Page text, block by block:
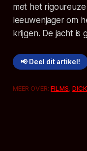
met het
leeuwenjager om
krijgen. De jacht is
📢 Deel dit artikel!
MEER OVER:FILMS,